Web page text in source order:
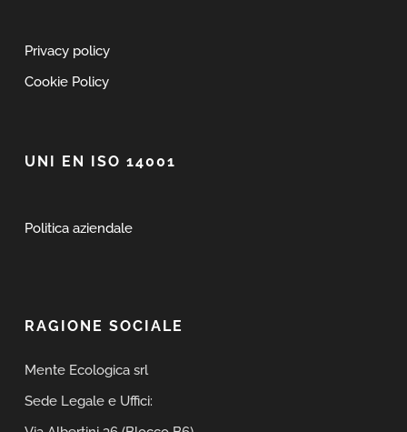
RAGIONE SOCIALE
Mente Ecologica srl
Sede Legale e Uffici:
Privacy policy
Cookie Policy
UNI EN ISO 14001
Politica aziendale